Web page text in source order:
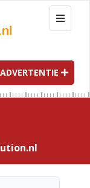
T
o
g
l
e
n
a
t